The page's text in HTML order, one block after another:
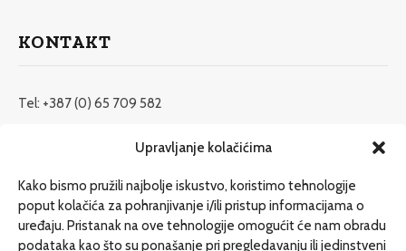
Upravljanje kolačićima
Kako bismo pružili najbolje iskustvo, koristimo tehnologije
poput kolačića za pohranjivanje i/ili pristup informacijama o
uređaju. Pristanak na ove tehnologije omogućit će nam obradu
podataka kao što su ponašanje pri pregledavanju ili jedinstveni
KONTAKT
Tel: +387 (0) 65 709 582
redakcija@etrafika.net
Dosije